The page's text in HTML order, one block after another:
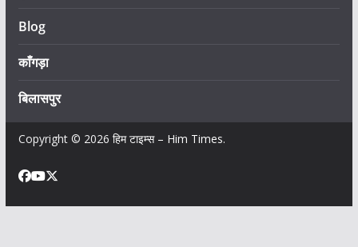
Blog
काँगड़ा
बिलासपुर
Copyright © 2026 हिम टाइम्स – Him Times.